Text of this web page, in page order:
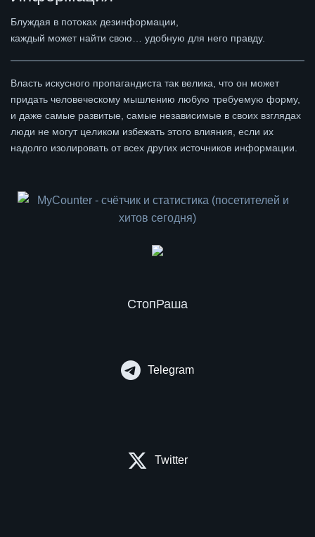
Блуждая в потоках дезинформации,
каждый может найти свою… удобную для него правду.
Власть искусного пропагандиста так велика, что он может
придать человеческому мышлению любую требуемую форму,
и даже самые развитые, самые независимые в своих взглядах
люди не могут целиком избежать этого влияния, если их
надолго изолировать от всех других источников информации.
СтопРаша
Telegram
Twitter